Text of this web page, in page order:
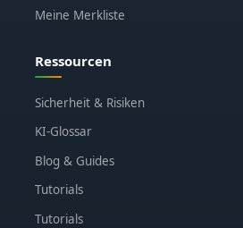
Meine Merkliste
Ressourcen
Sicherheit & Risiken
KI-Glossar
Blog & Guides
Tutorials
Tutorials